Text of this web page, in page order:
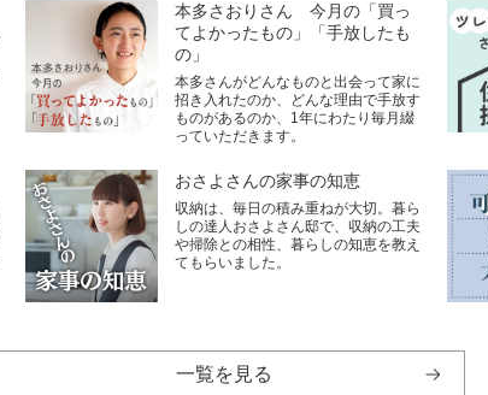
本多さおりさん 今月の「買っ
てよかったもの」「手放したも
の」
本多さんがどんなものと出会って家に
招き入れたのか、どんな理由で手放す
ものがあるのか、1年にわたり毎月綴
っていただきます。
おさよさんの家事の知恵
収納は、毎日の積み重ねが大切。暮ら
しの達人おさよさん邸で、収納の工夫
や掃除との相性、暮らしの知恵を教え
てもらいました。
一覧を見る